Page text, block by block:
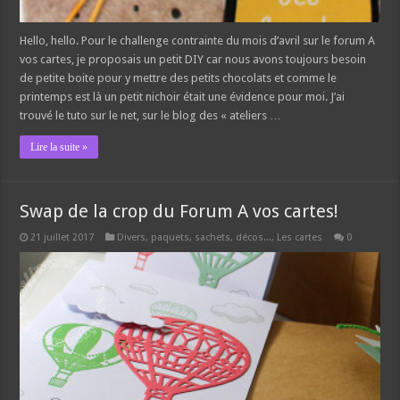
Hello, hello. Pour le challenge contrainte du mois d’avril sur le forum A
vos cartes, je proposais un petit DIY car nous avons toujours besoin
de petite boite pour y mettre des petits chocolats et comme le
printemps est là un petit nichoir était une évidence pour moi. J’ai
trouvé le tuto sur le net, sur le blog des « ateliers …
Lire la suite »
Swap de la crop du Forum A vos cartes!
21 juillet 2017 Divers, paquets, sachets, décos..., Les cartes 0